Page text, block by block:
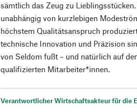
sämtlich das Zeug zu
unabhängig von kurzlebigen
höchstem Qualitätsanspruch
technische Innovation und Präzision
von Seldom fußt – und natürlich auf
qualifizierten Mitarbeiter*innen.
Verantwortlicher Wirtschaftsakteur für die